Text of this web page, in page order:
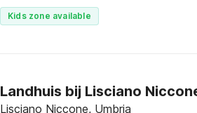
Kids zone available
Landhuis bij Lisciano
Lisciano Niccone, Umbria